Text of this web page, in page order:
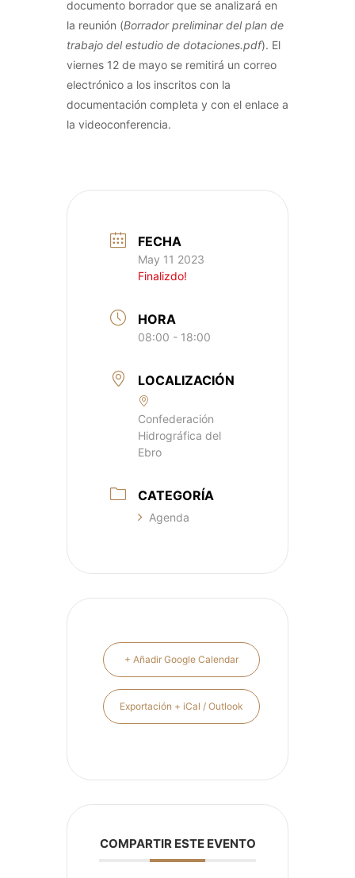
documento borrador que se analizará en
la reunión (Borrador preliminar del plan de
trabajo del estudio de dotaciones.pdf). El
viernes 12 de mayo se remitirá un correo
electrónico a los inscritos con la
documentación completa y con el enlace a
la videoconferencia.
FECHA
May 11 2023
Finalizdo!
HORA
08:00 - 18:00
LOCALIZACIÓN
Confederación
Hidrográfica del
Ebro
CATEGORÍA
Agenda
+ Añadir Google Calendar
Exportación + iCal / Outlook
COMPARTIR ESTE EVENTO